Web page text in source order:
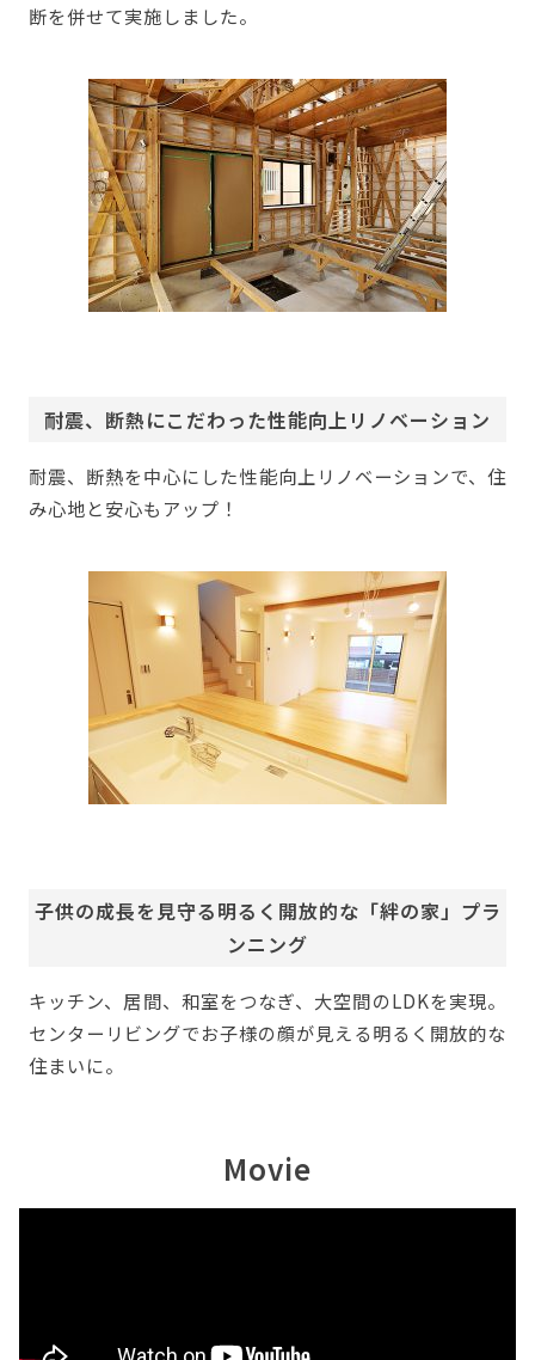
断を併せて実施しました。
耐震、断熱にこだわった性能向上リノベーション
耐震、断熱を中心にした性能向上リノベーションで、住
み心地と安心もアップ！
子供の成長を見守る明るく開放的な「絆の家」プラ
ンニング
キッチン、居間、和室をつなぎ、大空間のLDKを実現。
センターリビングでお子様の顔が見える明るく開放的な
住まいに。
Movie